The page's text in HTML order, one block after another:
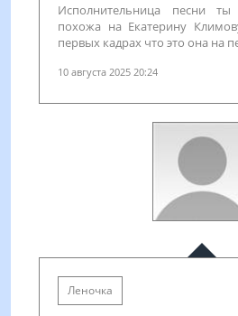
Исполнительница песни
похожа на Екатерину
первых кадрах что это она на
10 августа 2025 20:24
Леночка